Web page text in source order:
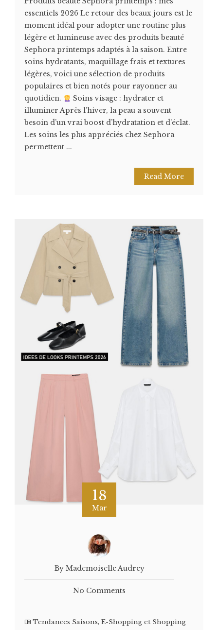
essentiels 2026 Le retour des beaux jours est le
moment idéal pour adopter une routine plus
légère et lumineuse avec des produits beauté
Sephora printemps adaptés à la saison. Entre
soins hydratants, maquillage frais et textures
légères, voici une sélection de produits
populaires et bien notés pour rayonner au
quotidien.
Soins visage : hydrater et
illuminer Après l’hiver, la peau a souvent
besoin d’un vrai boost d’hydratation et d’éclat.
Les soins les plus appréciés chez Sephora
permettent ...
Read More
18
Mar
By Mademoiselle Audrey
No Comments
Tendances Saisons, E-Shopping et Shopping